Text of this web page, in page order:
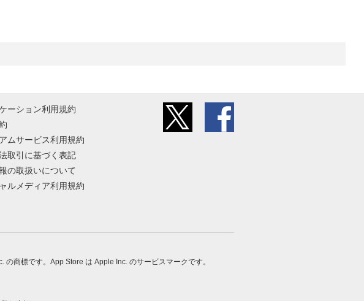
ーション利用規約
ムサービス利用規約
取引に基づく表記
の取扱いについて
ルメディア利用規約
商標です。App Store は Apple Inc. のサービスマークです。